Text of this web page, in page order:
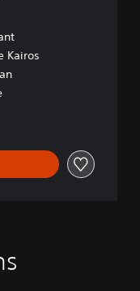
Kairos